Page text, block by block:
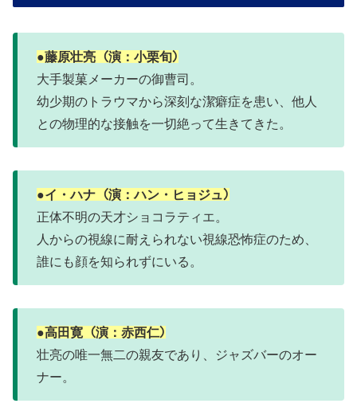
●藤原壮亮 (演：小栗旬)
大手製菓メーカーの御曹司。
幼少期のトラウマから深刻な潔癖症を患い、他人
との物理的な接触を一切絶って生きてきた。
●イ・ハナ (演：ハン・ヒョジュ)
正体不明の天才ショコラティエ。
人からの視線に耐えられない視線恐怖症のため、
誰にも顔を知られずにいる。
●高田寛 (演：赤西仁)
壮亮の唯一無二の親友であり、ジャズバーのオー
ナー。